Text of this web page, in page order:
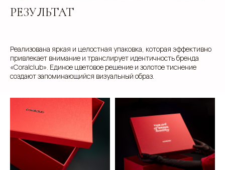
РЕЗУЛЬТАТ
Реализована яркая и целостная упаковка, которая эффективно
привлекает внимание и транслирует идентичность бренда
«Сoralclub». Единое цветовое решение и золотое тиснение
создают запоминающийся визуальный образ.
Я прочитал и подтверждаю, что ознакомлен с
Пользовательским соглашениеми Политикой в
области обработки и защиты персональных
данных, а также даю Согласие на обработку
персональных данных
Отправить